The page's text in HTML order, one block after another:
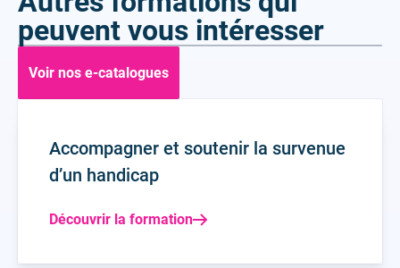
peuvent vous intéresser
Voir nos e-catalogues
Accompagner et soutenir la survenue
d’un handicap
Découvrir la formation